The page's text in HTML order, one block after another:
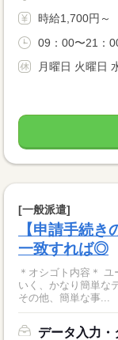
時給1,700円～
09：00〜21：
月曜日 火曜日
[一般派遣]
【申請手続
一致すれば◎
＊オシゴト内容＊ ユーザー情報を専用フォームに そのまま入力して
いく、かなり簡単な
その他、簡単な事...
データ入力・